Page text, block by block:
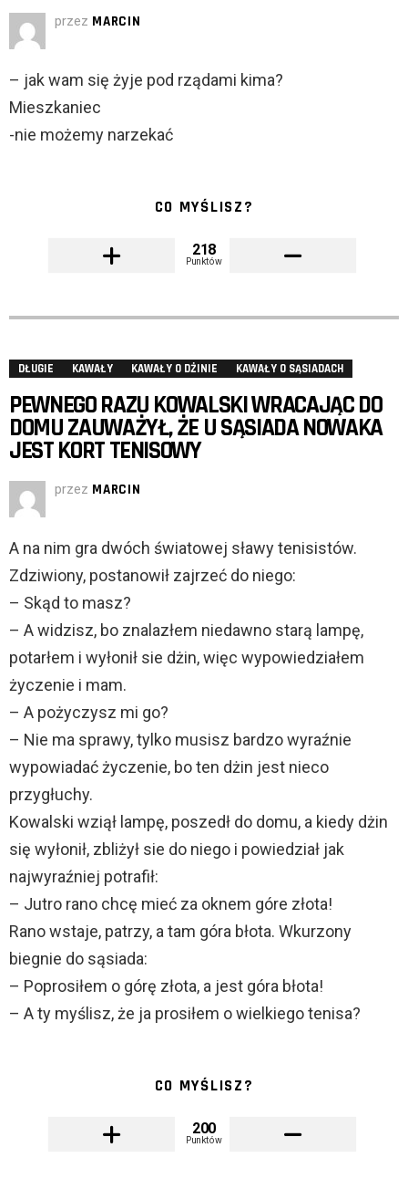
przez MARCIN
– jak wam się żyje pod rządami kima?
Mieszkaniec
-nie możemy narzekać
CO MYŚLISZ?
218
Punktów
DŁUGIE KAWAŁY KAWAŁY O DŻINIE KAWAŁY O SĄSIADACH
PEWNEGO RAZU KOWALSKI WRACAJĄC DO
DOMU ZAUWAŻYŁ, ŻE U SĄSIADA NOWAKA
JEST KORT TENISOWY
przez MARCIN
A na nim gra dwóch światowej sławy tenisistów.
Zdziwiony, postanowił zajrzeć do niego:
– Skąd to masz?
– A widzisz, bo znalazłem niedawno starą lampę,
potarłem i wyłonił sie dżin, więc wypowiedziałem
życzenie i mam.
– A pożyczysz mi go?
– Nie ma sprawy, tylko musisz bardzo wyraźnie
wypowiadać życzenie, bo ten dżin jest nieco
przygłuchy.
Kowalski wziął lampę, poszedł do domu, a kiedy dżin
się wyłonił, zbliżył sie do niego i powiedział jak
najwyraźniej potrafił:
– Jutro rano chcę mieć za oknem góre złota!
Rano wstaje, patrzy, a tam góra błota. Wkurzony
biegnie do sąsiada:
– Poprosiłem o górę złota, a jest góra błota!
– A ty myślisz, że ja prosiłem o wielkiego tenisa?
CO MYŚLISZ?
200
Punktów